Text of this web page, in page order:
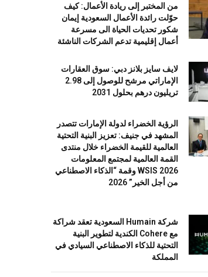
من المختبر إلى ريادة الأعمال: كيف
حوّلت رائدة الأعمال السعودية إيمان
شكور تحديات الحياة الى مسرعة
أعمال إقليمية تدعم الشركات الناشئة
لايف سايز بلانز دبي: سوق العقارات
الإماراتي مرشح للوصول إلى 2.98
تريليون درهم بحلول 2031
الرؤية الخضراء لدولة الإمارات تتصدر
المشهد في جنيف: تعزيز البنية التحتية
العالمية للقيمة الخضراء خلال منتدى
القمة العالمية لمجتمع المعلومات
WSIS 2026 وقمة “الذكاء الاصطناعي
من أجل الخير” 2026
شركة Humain السعودية تعقد شراكة
مع Cohere الكندية لتطوير البنية
التحتية للذكاء الاصطناعي السيادي في
المملكة